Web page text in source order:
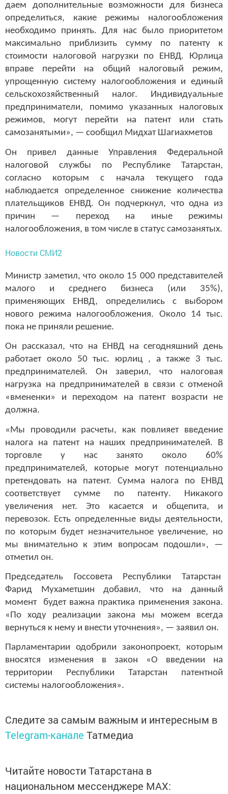
даем дополнительные возможности для бизнеса
определиться, какие режимы налогообложения
необходимо принять. Для нас было приоритетом
максимально приблизить сумму по патенту к
стоимости налоговой нагрузки по ЕНВД. Юрлица
вправе перейти на общий налоговый режим,
упрощенную систему налогообложения и единый
сельскохозяйственный налог. Индивидуальные
предприниматели, помимо указанных налоговых
режимов, могут перейти на патент или стать
самозанятыми», — сообщил Мидхат Шагиахметов
Он привел данные Управления Федеральной
налоговой службы по Республике Татарстан,
согласно которым с начала текущего года
наблюдается определенное снижение количества
плательщиков ЕНВД. Он подчеркнул, что одна из
причин — переход на иные режимы
налогообложения, в том числе в статус самозанятых.
Новости СМИ2
Министр заметил, что около 15 000 представителей
малого и среднего бизнеса (или 35%),
применяющих ЕНВД, определились с выбором
нового режима налогообложения. Около 14 тыс.
пока не приняли решение.
Он рассказал, что на ЕНВД на сегодняшний день
работает около 50 тыс. юрлиц , а также 3 тыс.
предпринимателей. Он заверил, что налоговая
нагрузка на предпринимателей в связи с отменой
«вмененки» и переходом на патент возрасти не
должна.
«Мы проводили расчеты, как повлияет введение
налога на патент на наших предпринимателей. В
торговле у нас занято около 60%
предпринимателей, которые могут потенциально
претендовать на патент. Сумма налога по ЕНВД
соответствует сумме по патенту. Никакого
увеличения нет. Это касается и общепита, и
перевозок. Есть определенные виды деятельности,
по которым будет незначительное увеличение, но
мы внимательно к этим вопросам подошли», —
отметил он.
Председатель Госсовета Республики Татарстан
Фарид Мухаметшин добавил, что на данный
момент будет важна практика применения закона.
«По ходу реализации закона мы можем всегда
вернуться к нему и внести уточнения», — заявил он.
Парламентарии одобрили законопроект, которым
вносятся изменения в закон «О введении на
территории Республики Татарстан патентной
системы налогообложения».
Следите за самым важным и интересным в
Telegram-канале Татмедиа
Читайте новости Татарстана в
национальном мессенджере MАХ: